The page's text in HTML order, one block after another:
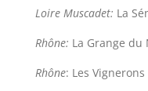
Zoeken
naar:
NL
Loire Muscadet: La
Rhône: La Grange du
Rhône: Les Vignerons